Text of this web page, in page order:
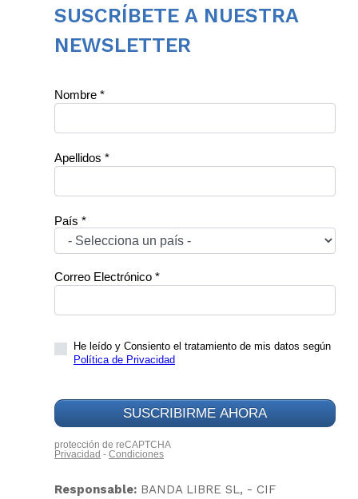
SUSCRÍBETE A NUESTRA
NEWSLETTER
Responsable: BANDA LIBRE SL, - CIF